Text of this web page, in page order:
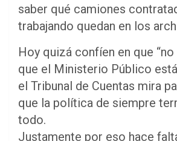
saber qué camiones
trabajando quedan en los
Hoy quizá confíen en que “no
que el Ministerio Público
el Tribunal de Cuentas mira
que la política de siempre
todo.
Justamente por eso hace